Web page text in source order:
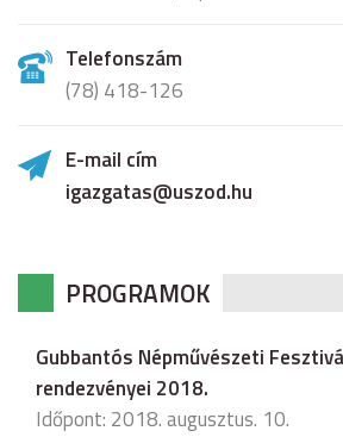
Telefonszám
(78) 418-126
E-mail cím
igazgatas@uszod.hu
PROGRAMOK
Gubbantós Népművészeti
rendezvényei 2018.
Időpont: 2018. augusztus. 10.